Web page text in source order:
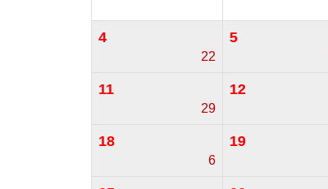
4
22
5
11
29
12
18
6
19